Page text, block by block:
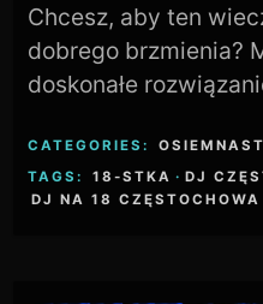
Chcesz, aby ten
dobrego brzmienia?
doskonałe
CATEGORIES:
TAGS:
18-STKA · DJ
DJ NA 18 CZĘSTOCHOWA